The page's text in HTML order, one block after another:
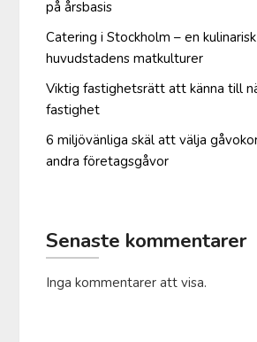
på årsbasis
Catering i Stockholm – en
huvudstadens matkulturer
Viktig fastighetsrätt att känna till
fastighet
6 miljövänliga skäl att välja
andra företagsgåvor
Senaste kommentarer
Inga kommentarer att visa.